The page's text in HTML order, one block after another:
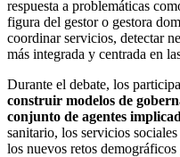
respuesta a problemáticas
figura del gestor o gestora
coordinar servicios, detectar
más integrada y centrada en
Durante el debate, los
construir modelos de
conjunto de agentes
sanitario, los servicios
los nuevos retos demográficos